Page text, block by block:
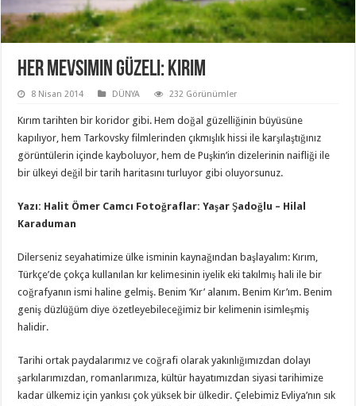
Her Mevsimin Güzeli: Kırım
8 Nisan 2014 DÜNYA 232 Görünümler
Kırım tarihten bir koridor gibi. Hem doğal güzelliğinin büyüsüne
kapılıyor, hem Tarkovsky filmlerinden çıkmışlık hissi ile karşılaştığınız
görüntülerin içinde kayboluyor, hem de Puşkin’in dizelerinin naifliği ile
bir ülkeyi değil bir tarih haritasını turluyor gibi oluyorsunuz.
Yazı: Halit Ömer Camcı Fotoğraflar: Yaşar Şadoğlu – Hilal
Karaduman
Dilerseniz seyahatimize ülke isminin kaynağından başlayalım: Kırım,
Türkçe’de çokça kullanılan kır kelimesinin iyelik eki takılmış hali ile bir
coğrafyanın ismi haline gelmiş. Benim ‘Kır’ alanım. Benim Kır’ım. Benim
geniş düzlüğüm diye özetleyebileceğimiz bir kelimenin isimleşmiş
halidir.
Tarihi ortak paydalarımız ve coğrafi olarak yakınlığımızdan dolayı
şarkılarımızdan, romanlarımıza, kültür hayatımızdan siyasi tarihimize
kadar ülkemiz için yankısı çok yüksek bir ülkedir. Çelebimiz Evliya’nın sık